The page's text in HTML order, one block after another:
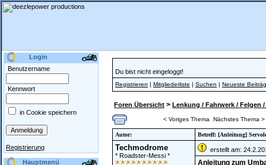
Login
Benutzername
Kennwort
in Cookie speichern
Registrierung
Hauptmenü
Du bist nicht eingeloggt!
Registrieren | Mitgliederliste | Suchen | Neueste
Foren Übersicht > Lenkung / Fahrwerk / Felgen
< Voriges Thema Nächstes Thema >
Autor: Betreff: [Anleitung]
Techmodrome
* Roadster-Messi *
erstellt am:
Anleitung zum